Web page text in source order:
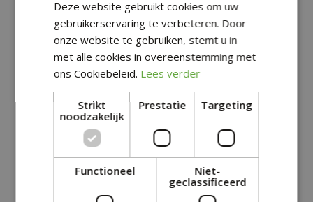
HITSTER BINGO
€ 34,99
+
HITSTER ORIGINAL
€ 24,99
+
Deze website gebruikt cookies om uw
gebruikerservaring te verbeteren. Door
onze website te gebruiken, stemt u in
met alle cookies in overeenstemming met
ons Cookiebeleid. Lees verder
Strikt
noodzakelijk
Prestatie Targeting
Functioneel
Niet-
geclassificeerd